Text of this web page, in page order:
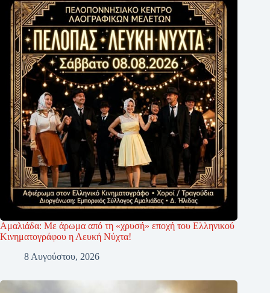
Αμαλιάδα: Με άρωμα από τη «χρυσή» εποχή του Ελληνικού
Κινηματογράφου η Λευκή Νύχτα!
8 Αυγούστου, 2026